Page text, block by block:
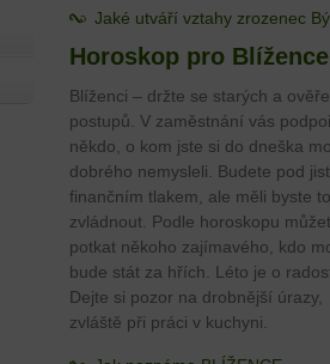
Jaké utváří vztahy zrozenec
Horoskop pro Blížence
Blíženci – držte se starých a
postupů. V zaměstnání vás
někdo, o kom jste si do dneška
dobrého nemysleli. Budete pod
finančním tlakem, ale měli byste to
zvládnout. Podle horoskopu
potkat někoho zajímavého, kdo
bude stát za hřích. Léto je o
Dejte si pozor na drobnější úrazy,
zvláště při práci v kuchyni.